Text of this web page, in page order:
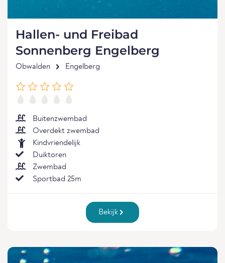
Hallen- und Freibad
Sonnenberg Engelberg
Obwalden Engelberg
Buitenzwembad
Overdekt zwembad
Kindvriendelijk
Duiktoren
Zwembad
Sportbad 25m
Bekijk